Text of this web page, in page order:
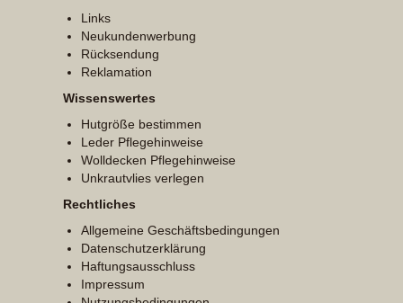
Links
Neukundenwerbung
Rücksendung
Reklamation
Wissenswertes
Hutgröße bestimmen
Leder Pflegehinweise
Wolldecken Pflegehinweise
Unkrautvlies verlegen
Rechtliches
Allgemeine Geschäftsbedingungen
Datenschutzerklärung
Haftungsausschluss
Impressum